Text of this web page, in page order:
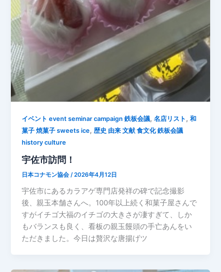
イベント event seminar campaign 鉄板会議,名店リスト ,和
菓子 焼菓子 sweets ice,歴史 由来 文献 食文化 鉄板会議
history culture
宇佐市訪問！
日本コナモン協会 /2026年4月12日
宇佐市にあるカラアゲ専門店発祥の碑で記念撮影
後、親玉本舗さんへ。100年以上続く和菓子屋さんで
すがイチゴ大福のイチゴの大きさが凄すぎて、しか
もバランスも良く、看板の親玉饅頭の手亡あんをい
ただきました。今日は贅沢な唐揚げツ